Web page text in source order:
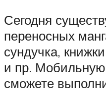
Сегодня
переносных
сундучка,
и пр.
сможете